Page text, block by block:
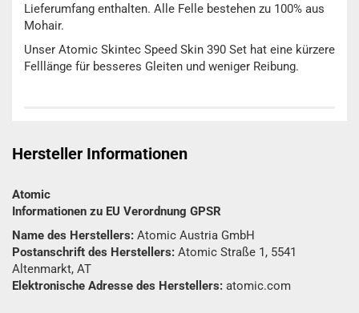
Lieferumfang enthalten. Alle Felle bestehen zu 100% aus
Mohair.
Unser Atomic Skintec Speed Skin 390 Set hat eine kürzere
Felllänge für besseres Gleiten und weniger Reibung.
Hersteller Informationen
Atomic
Informationen zu EU Verordnung GPSR
Name des Herstellers: Atomic Austria GmbH
Postanschrift des Herstellers: Atomic Straße 1, 5541
Altenmarkt, AT
Elektronische Adresse des Herstellers: atomic.com